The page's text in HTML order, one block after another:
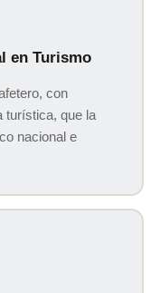
en Turismo
con
turística, que la
nacional e